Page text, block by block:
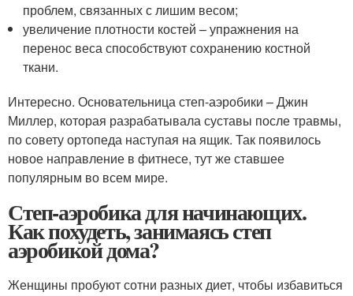
проблем, связанных с лишим весом;
увеличение плотности костей – упражнения на
перенос веса способствуют сохранению костной
ткани.
Интересно. Основательница степ-аэробики – Джин
Миллер, которая разрабатывала суставы после травмы,
по совету ортопеда наступая на ящик. Так появилось
новое направление в фитнесе, тут же ставшее
популярным во всем мире.
Степ-аэробика для начинающих.
Как похудеть, занимаясь степ
аэробикой дома?
Женщины пробуют сотни разных диет, чтобы избавиться